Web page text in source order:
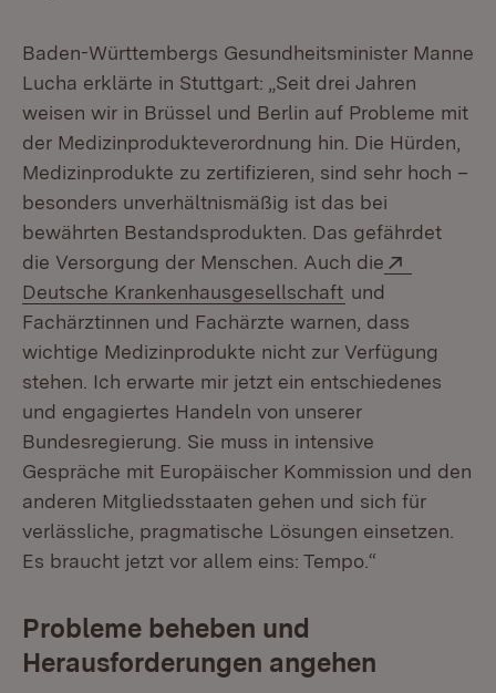
Baden-Württembergs Gesundheitsminister Manne
Lucha erklärte in Stuttgart: „Seit drei Jahren
weisen wir in Brüssel und Berlin auf Probleme mit
der Medizinprodukteverordnung hin. Die Hürden,
Medizinprodukte zu zertifizieren, sind sehr hoch –
besonders unverhältnismäßig ist das bei
bewährten Bestandsprodukten. Das gefährdet
die Versorgung der Menschen. Auch die
Deutsche Krankenhausgesellschaft (Öffnet in
und
Fachärztinnen und Fachärzte warnen, dass
wichtige Medizinprodukte nicht zur Verfügung
stehen. Ich erwarte mir jetzt ein entschiedenes
und engagiertes Handeln von unserer
Bundesregierung. Sie muss in intensive
Gespräche mit Europäischer Kommission und den
anderen Mitgliedsstaaten gehen und sich für
verlässliche, pragmatische Lösungen einsetzen.
Es braucht jetzt vor allem eins: Tempo.“
Probleme beheben und
Herausforderungen angehen